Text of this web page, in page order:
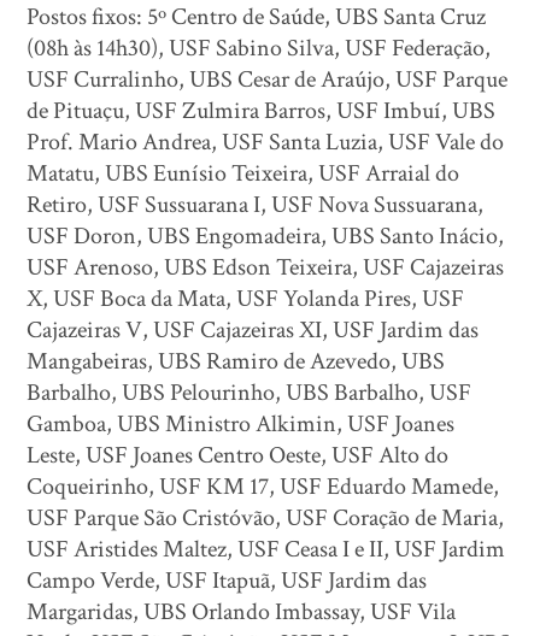
Postos fixos: 5º Centro de Saúde, UBS Santa Cruz
(08h às 14h30), USF Sabino Silva, USF Federação,
USF Curralinho, UBS Cesar de Araújo, USF Parque
de Pituaçu, USF Zulmira Barros, USF Imbuí, UBS
Prof. Mario Andrea, USF Santa Luzia, USF Vale do
Matatu, UBS Eunísio Teixeira, USF Arraial do
Retiro, USF Sussuarana I, USF Nova Sussuarana,
USF Doron, UBS Engomadeira, UBS Santo Inácio,
USF Arenoso, UBS Edson Teixeira, USF Cajazeiras
X, USF Boca da Mata, USF Yolanda Pires, USF
Cajazeiras V, USF Cajazeiras XI, USF Jardim das
Mangabeiras, UBS Ramiro de Azevedo, UBS
Barbalho, UBS Pelourinho, UBS Barbalho, USF
Gamboa, UBS Ministro Alkimin, USF Joanes
Leste, USF Joanes Centro Oeste, USF Alto do
Coqueirinho, USF KM 17, USF Eduardo Mamede,
USF Parque São Cristóvão, USF Coração de Maria,
USF Aristides Maltez, USF Ceasa I e II, USF Jardim
Campo Verde, USF Itapuã, USF Jardim das
Margaridas, UBS Orlando Imbassay, USF Vila